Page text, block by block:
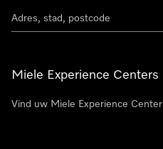
Miele Experience Centers
Vind uw Miele Experience Center